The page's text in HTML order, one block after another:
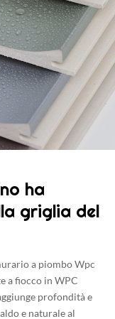
ha
griglia del
a piombo Wpc
a fiocco in WPC
profondità e
e naturale al